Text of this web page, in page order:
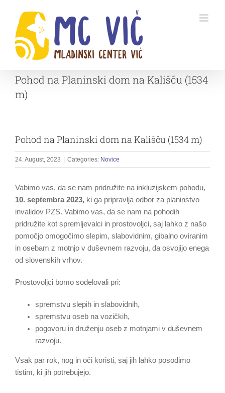
content
Pohod na Planinski dom na Kališču (1534
m)
Pohod na Planinski dom na Kališču (1534 m)
24. August, 2023 Categories: Novice
Vabimo vas, da se nam pridružite na inkluzijskem pohodu,
10. septembra 2023, ki ga pripravlja odbor za planinstvo
invalidov PZS. Vabimo vas, da se nam na pohodih
pridružite kot spremljevalci in prostovoljci, saj lahko z našo
pomočjo omogočimo slepim, slabovidnim, gibalno oviranim
in osebam z motnjo v duševnem razvoju, da osvojijo enega
od slovenskih vrhov.
Prostovoljci bomo sodelovali pri:
spremstvu slepih in slabovidnih,
spremstvu oseb na vozičkih,
pogovoru in druženju oseb z motnjami v duševnem
razvoju.
Vsak par rok, nog in oči koristi, saj jih lahko posodimo
tistim, ki jih potrebujejo.